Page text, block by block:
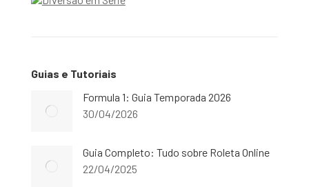
Guias e Tutoriais
Formula 1: Guia Temporada 2026
30/04/2026
Guia Completo: Tudo sobre Roleta Online
22/04/2025